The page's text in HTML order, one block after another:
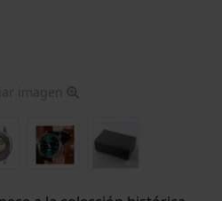
imagen